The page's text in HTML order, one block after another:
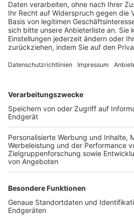
Trainerbörse
Login SpielPlus
FOLGE DEM BFV
TOP-VEREINE
TOP-PARTNER